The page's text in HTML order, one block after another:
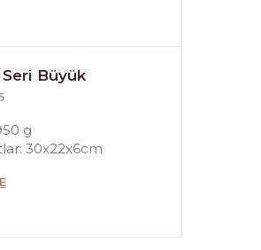
Büyük
g
30x22x6cm